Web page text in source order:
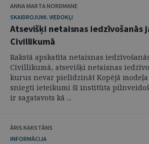
ANNA MARTA NORDMANE
SKAIDROJUMI. VIEDOKĻI
Atsevišķi netaisnas iedzīvošanās
Civillikumā
Rakstā apskatīta netaisnas
Civillikumā, atsevišķi netaisnas
kurus nevar pielīdzināt Kopējā
sniegti ieteikumi šī institūta
ir sagatavots kā ...
ĀRIS KAKSTĀNS
INFORMĀCIJA